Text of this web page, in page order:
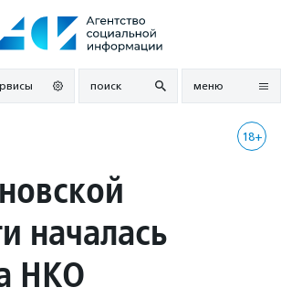
поиск меню
18+
началась
НКО